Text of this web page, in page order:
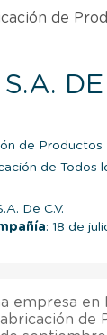
de
DE
de Productos
de Todos
De C.V.
: 18 de
empresa
de